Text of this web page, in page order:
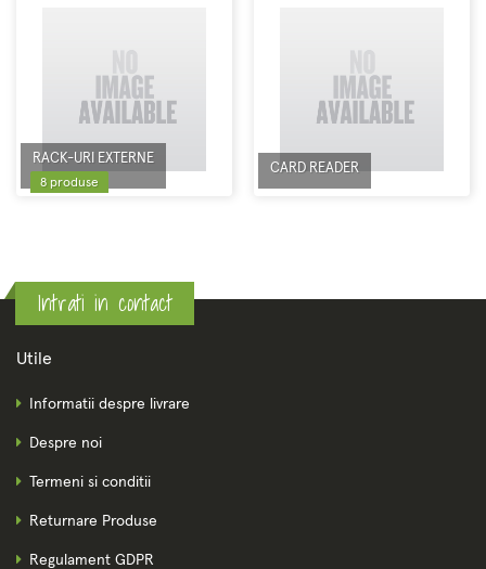
RACK-URI EXTERNE
8 produse
CARD READER
Intrati in contact
Utile
Informatii despre livrare
Despre noi
Termeni si conditii
Returnare Produse
Regulament GDPR